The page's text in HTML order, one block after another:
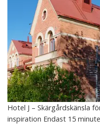
Hotel J – Skärgårdskänsla
inspiration Endast 15